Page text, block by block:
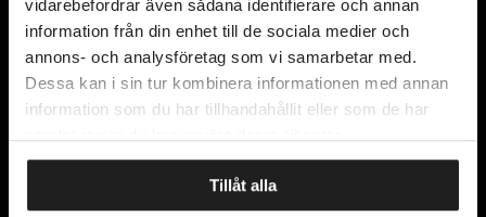
vidarebefordrar även sådana identifierare och annan
information från din enhet till de sociala medier och
annons- och analysföretag som vi samarbetar med.
Dessa kan i sin tur kombinera informationen med annan
information som du har tillhandahållit eller som de har
Tillåt alla
Kontakta oss
Om oss
Integritetspolicy